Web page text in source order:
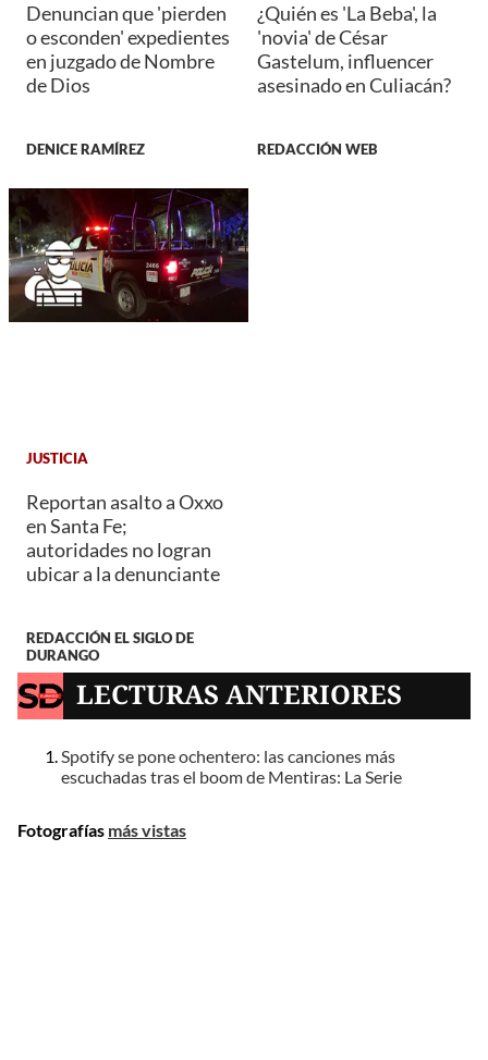
Denuncian que 'pierden
o esconden' expedientes
en juzgado de Nombre
de Dios
DENICE RAMÍREZ
¿Quién es 'La Beba', la
'novia' de César
Gastelum, influencer
asesinado en Culiacán?
REDACCIÓN WEB
JUSTICIA
Reportan asalto a Oxxo
en Santa Fe;
autoridades no logran
ubicar a la denunciante
REDACCIÓN EL SIGLO DE
DURANGO
LECTURAS ANTERIORES
Spotify se pone ochentero: las canciones más
escuchadas tras el boom de Mentiras: La Serie
Fotografías más vistas